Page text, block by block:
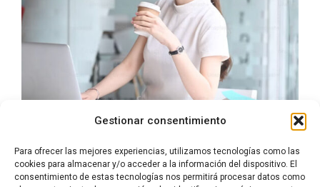
Gestionar consentimiento
Para ofrecer las mejores experiencias, utilizamos tecnologías como las
cookies para almacenar y/o acceder a la información del dispositivo. El
consentimiento de estas tecnologías nos permitirá procesar datos como